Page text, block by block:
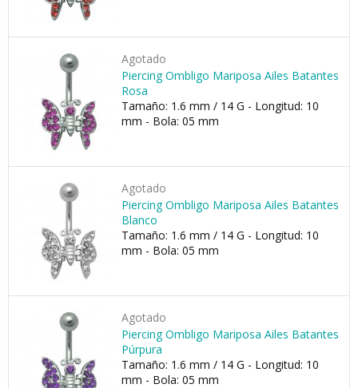
Agotado
Piercing Ombligo Mariposa Ailes Batantes
Rosa
Tamaño: 1.6 mm / 14 G - Longitud: 10
mm - Bola: 05 mm
Agotado
Piercing Ombligo Mariposa Ailes Batantes
Blanco
Tamaño: 1.6 mm / 14 G - Longitud: 10
mm - Bola: 05 mm
Agotado
Piercing Ombligo Mariposa Ailes Batantes
Púrpura
Tamaño: 1.6 mm / 14 G - Longitud: 10
mm - Bola: 05 mm